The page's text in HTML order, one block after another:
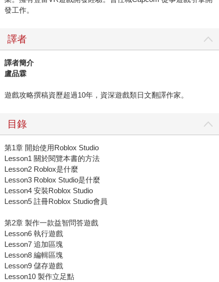
發工作。
譯者
譯者簡介
盧品霖
遊戲攻略撰稿資歷超過10年，資深遊戲類日文翻譯作家。
目錄
第1章 開始使用Roblox Studio
Lesson1 關於閱覽本書的方法
Lesson2 Roblox是什麼
Lesson3 Roblox Studio是什麼
Lesson4 安裝Roblox Studio
Lesson5 註冊Roblox Studio會員
第2章 製作一款益智問答遊戲
Lesson6 執行遊戲
Lesson7 追加區塊
Lesson8 編輯區塊
Lesson9 儲存遊戲
Lesson10 製作立足點